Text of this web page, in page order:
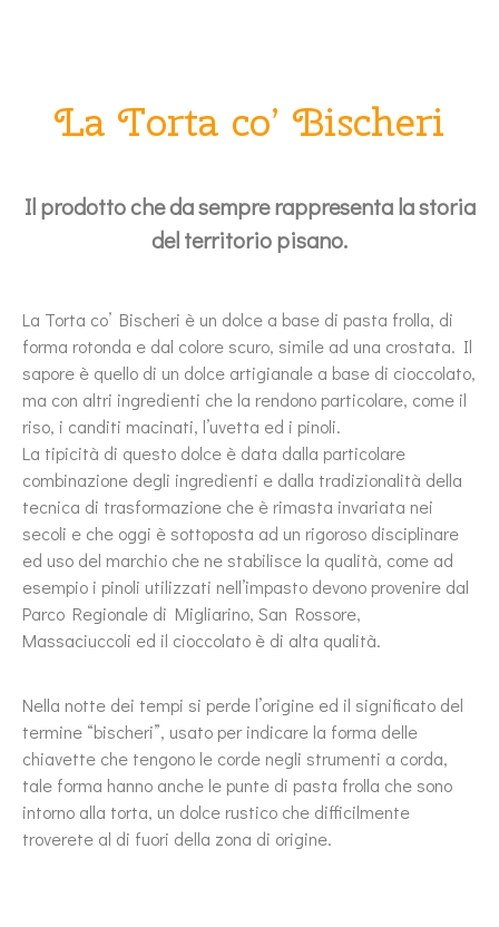
La Torta co’ Bischeri
Il prodotto che da sempre rappresenta la storia
del territorio pisano.
La Torta co’ Bischeri è un dolce a base di pasta frolla, di
forma rotonda e dal colore scuro, simile ad una crostata. Il
sapore è quello di un dolce artigianale a base di cioccolato,
ma con altri ingredienti che la rendono particolare, come il
riso, i canditi macinati, l’uvetta ed i pinoli.
La tipicità di questo dolce è data dalla particolare
combinazione degli ingredienti e dalla tradizionalità della
tecnica di trasformazione che è rimasta invariata nei
secoli e che oggi è sottoposta ad un rigoroso disciplinare
ed uso del marchio che ne stabilisce la qualità, come ad
esempio i pinoli utilizzati nell’impasto devono provenire dal
Parco Regionale di Migliarino, San Rossore,
Massaciuccoli ed il cioccolato è di alta qualità.
Nella notte dei tempi si perde l’origine ed il significato del
termine “bischeri”, usato per indicare la forma delle
chiavette che tengono le corde negli strumenti a corda,
tale forma hanno anche le punte di pasta frolla che sono
intorno alla torta, un dolce rustico che difficilmente
troverete al di fuori della zona di origine.